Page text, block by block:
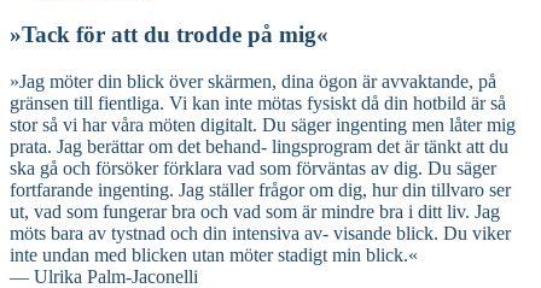
»Tack för att du trodde på mig«
»Jag möter din blick över skärmen, dina ögon är avvaktande, på
gränsen till fientliga. Vi kan inte mötas fysiskt då din hotbild är så
stor så vi har våra möten digitalt. Du säger ingenting men låter mig
prata. Jag berättar om det behand- lingsprogram det är tänkt att du
ska gå och försöker förklara vad som förväntas av dig. Du säger
fortfarande ingenting. Jag ställer frågor om dig, hur din tillvaro ser
ut, vad som fungerar bra och vad som är mindre bra i ditt liv. Jag
möts bara av tystnad och din intensiva av- visande blick. Du viker
inte undan med blicken utan möter stadigt min blick.«
— Ulrika Palm-Jaconelli